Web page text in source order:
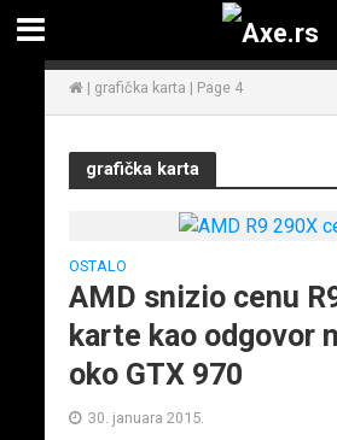
| grafička karta | Page 4
grafička karta
OSTALO
AMD snizio cenu
karte kao odgovor
oko GTX 970
30. januara 2015.